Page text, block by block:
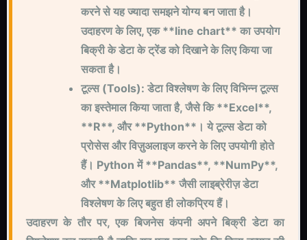
करने से यह ज्यादा समझने योग्य बन जाता है।
उदाहरण के लिए, एक **line chart** का उपयोग
बिक्री के डेटा के ट्रेंड को दिखाने के लिए किया जा
सकता है।
टूल्स (Tools): डेटा विश्लेषण के लिए विभिन्न टूल्स
का इस्तेमाल किया जाता है, जैसे कि **Excel**,
**R**, और **Python**। ये टूल्स डेटा को
प्रोसेस और विज़ुअलाइज करने के लिए उपयोगी होते
हैं। Python में **Pandas**, **NumPy**,
और **Matplotlib** जैसी लाइब्रेरीज़ डेटा
विश्लेषण के लिए बहुत ही लोकप्रिय हैं।
उदाहरण के तौर पर, एक बिजनेस कंपनी अपने बिक्री डेटा का